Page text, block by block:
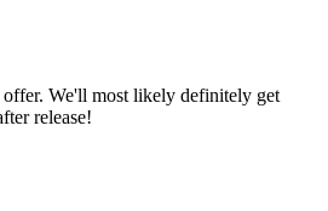
We'll most likely definitely get
release!